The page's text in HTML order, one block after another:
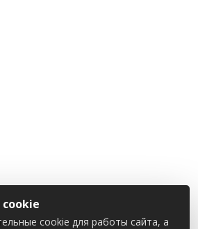
cookie для работы сайта, а